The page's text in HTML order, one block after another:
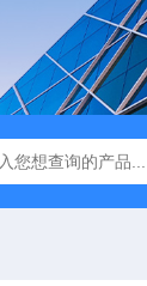
1便携式测仪/